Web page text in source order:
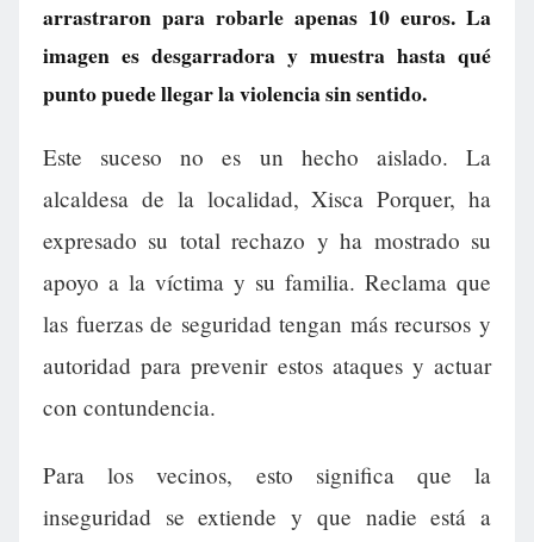
arrastraron para robarle apenas 10 euros. La
imagen es desgarradora y muestra hasta qué
punto puede llegar la violencia sin sentido.
Este suceso no es un hecho aislado. La
alcaldesa de la localidad, Xisca Porquer, ha
expresado su total rechazo y ha mostrado su
apoyo a la víctima y su familia. Reclama que
las fuerzas de seguridad tengan más recursos y
autoridad para prevenir estos ataques y actuar
con contundencia.
Para los vecinos, esto significa que la
inseguridad se extiende y que nadie está a